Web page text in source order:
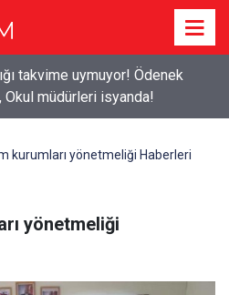
öğretmenlik: Kimler başvurabilir,
kurumları yönetmeliği Haberleri
yönetmeliği